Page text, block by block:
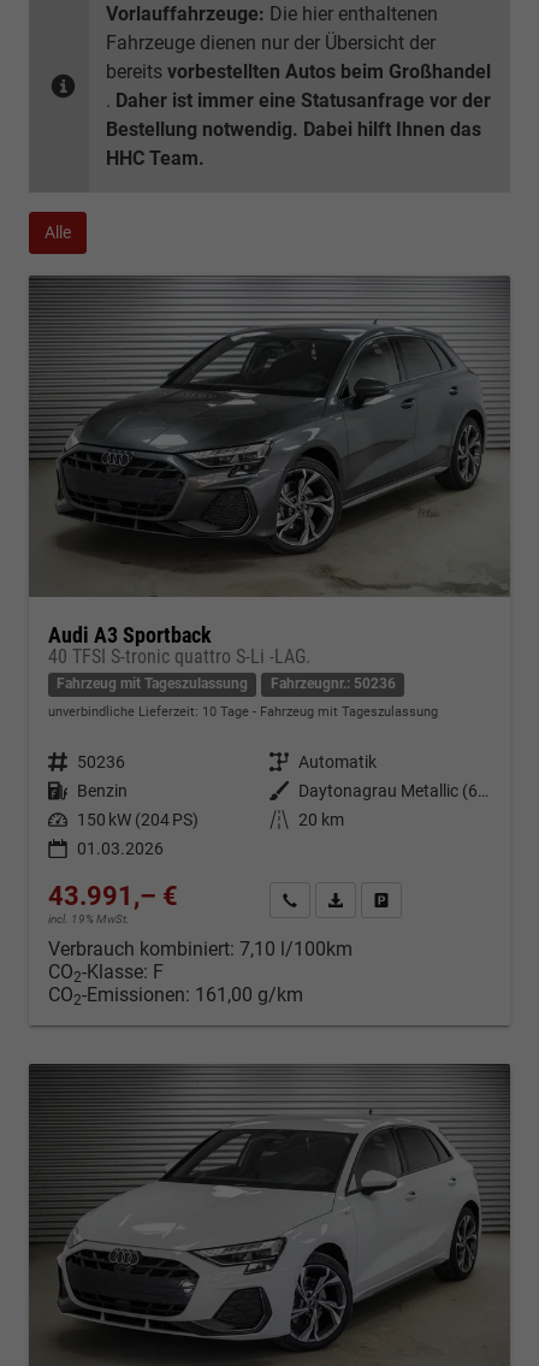
Vorlauffahrzeuge: Die hier enthaltenen
Fahrzeuge dienen nur der Übersicht der
bereits vorbestellten Autos beim Großhandel
. Daher ist immer eine Statusanfrage vor der
Bestellung notwendig. Dabei hilft Ihnen das
HHC Team.
Alle
Audi A3 Sportback
40 TFSI S-tronic quattro S-Li -LAG.
Fahrzeug mit Tageszulassung Fahrzeugnr.: 50236
unverbindliche Lieferzeit: 10 Tage Fahrzeug mit Tageszulassung
Fahrzeugnr. 50236 Getriebe Automatik
Kraftstoff Benzin Außenfarbe
Daytonagrau Metallic (6Y)
Leistung 150 kW (204 PS) Kilometerstand
20 km
01.03.2026
43.991,– €
incl. 19% MwSt.
Kontakt & Angebot anfordern
PDF-Datei, Fahrzeugexposé
Verbrauch kombiniert: 7,10 l/100km
CO2-Klasse: F
CO2-Emissionen: 161,00 g/km